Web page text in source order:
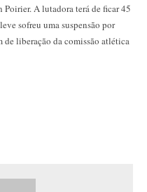
A lutadora terá de ficar 45
sofreu uma suspensão por
liberação da comissão atlética